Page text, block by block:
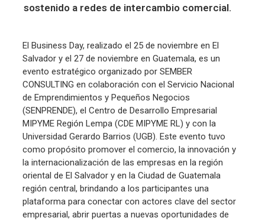
sostenido a redes de intercambio comercial.
El Business Day, realizado el 25 de noviembre en El
Salvador y el 27 de noviembre en Guatemala, es un
evento estratégico organizado por SEMBER
CONSULTING en colaboración con el Servicio Nacional
de Emprendimientos y Pequeños Negocios
(SENPRENDE), el Centro de Desarrollo Empresarial
MIPYME Región Lempa (CDE MIPYME RL) y con la
Universidad Gerardo Barrios (UGB). Este evento tuvo
como propósito promover el comercio, la innovación y
la internacionalización de las empresas en la región
oriental de El Salvador y en la Ciudad de Guatemala
región central, brindando a los participantes una
plataforma para conectar con actores clave del sector
empresarial, abrir puertas a nuevas oportunidades de